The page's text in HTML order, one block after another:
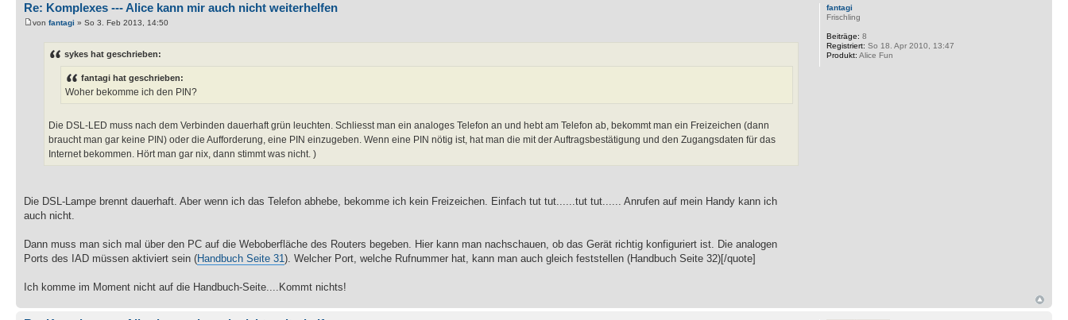
Re: Komplexes --- Alice kann mir auch nicht weiterhelfen
von fantagi » So 3. Feb 2013, 14:50
sykes hat geschrieben:
fantagi hat geschrieben:
Woher bekomme ich den PIN?
Die DSL-LED muss nach dem Verbinden dauerhaft grün leuchten. Schliesst man ein analoges Telefon an und hebt am Telefon ab, bekommt man ein Freizeichen (dann
braucht man gar keine PIN) oder die Aufforderung, eine PIN einzugeben. Wenn eine PIN nötig ist, hat man die mit der Auftragsbestätigung und den Zugangsdaten für das
Internet bekommen. Hört man gar nix, dann stimmt was nicht. )
Die DSL-Lampe brennt dauerhaft. Aber wenn ich das Telefon abhebe, bekomme ich kein Freizeichen. Einfach tut tut......tut tut...... Anrufen auf mein Handy kann ich
auch nicht.
Dann muss man sich mal über den PC auf die Weboberfläche des Routers begeben. Hier kann man nachschauen, ob das Gerät richtig konfiguriert ist. Die analogen
Ports des IAD müssen aktiviert sein (Handbuch Seite 31). Welcher Port, welche Rufnummer hat, kann man auch gleich feststellen (Handbuch Seite 32)[/quote]
Ich komme im Moment nicht auf die Handbuch-Seite....Kommt nichts!
fantagi
Frischling
Beiträge: 8
Registriert: So 18. Apr 2010, 13:47
Produkt: Alice Fun